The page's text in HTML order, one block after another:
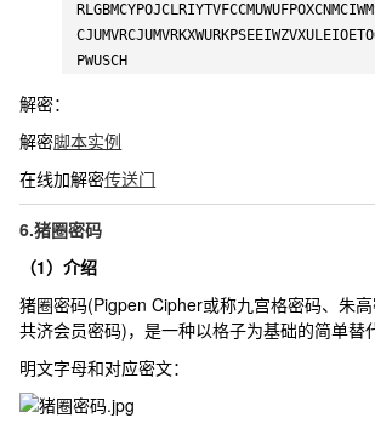
PWUSCH
解密：
解密脚本实例
在线加解密传送门
6.猪圈密码
（1）介绍
猪圈密码(Pigpen Cipher或称九宫格密码、朱
共济会员密码)，是一种以格子为基础的简单替
明文字母和对应密文：